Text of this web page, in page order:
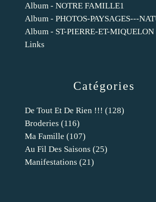
Catégories
De Tout Et De Rien !!! (128)
Broderies (116)
Ma Famille (107)
Au Fil Des Saisons (25)
Manifestations (21)
Album - NOTRE FAMILLE1
Album - PHOTOS-PAYSAGES---
Album - ST-PIERRE-ET-MIQUELON
Links